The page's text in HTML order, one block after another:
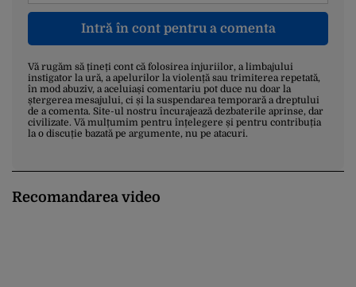
Intră în cont pentru a comenta
Vă rugăm să țineți cont că folosirea injuriilor, a limbajului
instigator la ură, a apelurilor la violență sau trimiterea repetată,
în mod abuziv, a aceluiași comentariu pot duce nu doar la
ștergerea mesajului, ci și la suspendarea temporară a dreptului
de a comenta. Site-ul nostru încurajează dezbaterile aprinse, dar
civilizate. Vă mulțumim pentru înțelegere și pentru contribuția
la o discuție bazată pe argumente, nu pe atacuri.
Recomandarea video